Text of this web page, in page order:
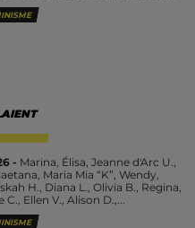
- Marina, Élisa, Jeanne d'Arc U.,
Maria Mia “K”, Wendy,
H., Diana L., Olivia B., Regina,
Ellen V., Alison D.,...